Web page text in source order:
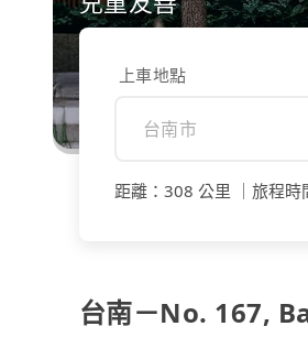
上車地點
距離 ： 308 公里 旅程時
台南－No. 167,